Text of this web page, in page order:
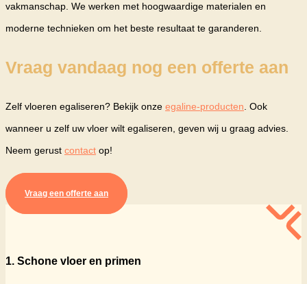
vakmanschap. We werken met hoogwaardige materialen en
moderne technieken om het beste resultaat te garanderen.
Vraag vandaag nog een offerte aan
Zelf vloeren egaliseren? Bekijk onze egaline-producten . Ook
wanneer u zelf uw vloer wilt egaliseren, geven wij u graag advies.
Neem gerust contact op!
Vraag een offerte aan
1. Schone vloer en primen